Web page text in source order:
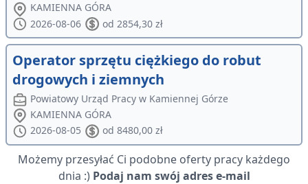
KAMIENNA GÓRA
2026-08-06
od 2854,30 zł
Operator sprzętu ciężkiego do robut
drogowych i ziemnych
Powiatowy Urząd Pracy w Kamiennej Górze
KAMIENNA GÓRA
2026-08-05
od 8480,00 zł
Możemy przesyłać Ci podobne oferty pracy każdego
dnia :) Podaj nam swój adres e-mail